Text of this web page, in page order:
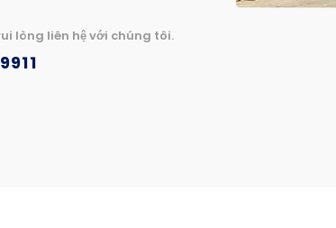
lòng liên hệ với chúng tôi.